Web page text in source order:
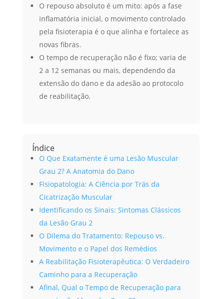
O repouso absoluto é um mito: após a fase
inflamatória inicial, o movimento controlado
pela fisioterapia é o que alinha e fortalece as
novas fibras.
O tempo de recuperação não é fixo; varia de
2 a 12 semanas ou mais, dependendo da
extensão do dano e da adesão ao protocolo
de reabilitação.
Índice
O Que Exatamente é uma Lesão Muscular
Grau 2? A Anatomia do Dano
Fisiopatologia: A Ciência por Trás da
Cicatrização Muscular
Identificando os Sinais: Sintomas Clássicos
da Lesão Grau 2
O Dilema do Tratamento: Repouso vs.
Movimento e o Papel dos Remédios
A Reabilitação Fisioterapêutica: O Verdadeiro
Caminho para a Recuperação
Afinal, Qual o Tempo de Recuperação para